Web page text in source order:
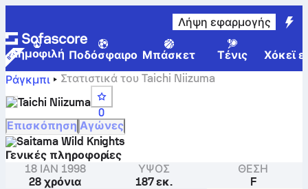
Λήψη εφαρμογής
Δημοφιλή Ποδόσφαιρο Μπάσκετ Τένις
Χόκεϊ
Ράγκμπι
Στατιστικά του Taichi Niizuma
Taichi Niizuma
0
Επισκόπηση Αγώνες
Saitama Wild Knights
Γενικές πληροφορίες
18 ΙΑΝ 1998
28 χρόνια
ΎΨΟΣ
187 εκ.
ΘΈΣΗ
F